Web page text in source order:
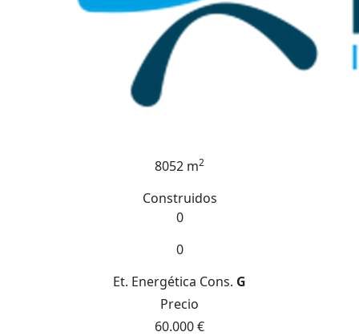
8052 m2
Construidos
0
0
Et. Energética Cons. G
Precio
60.000 €